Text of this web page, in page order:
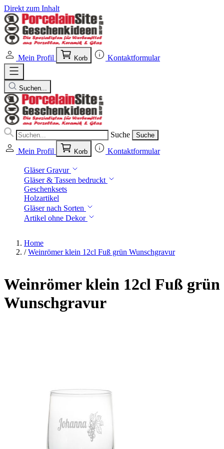
Direkt zum Inhalt
Mein Profil Korb Kontaktformular
Suchen...
Suche Suche
Mein Profil Korb Kontaktformular
Gläser Gravur
Gläser & Tassen bedruckt
Geschenksets
Holzartikel
Gläser nach Sorten
Artikel ohne Dekor
Home
/ Weinrömer klein 12cl Fuß grün Wunschgravur
Weinrömer klein 12cl Fuß grün
Wunschgravur